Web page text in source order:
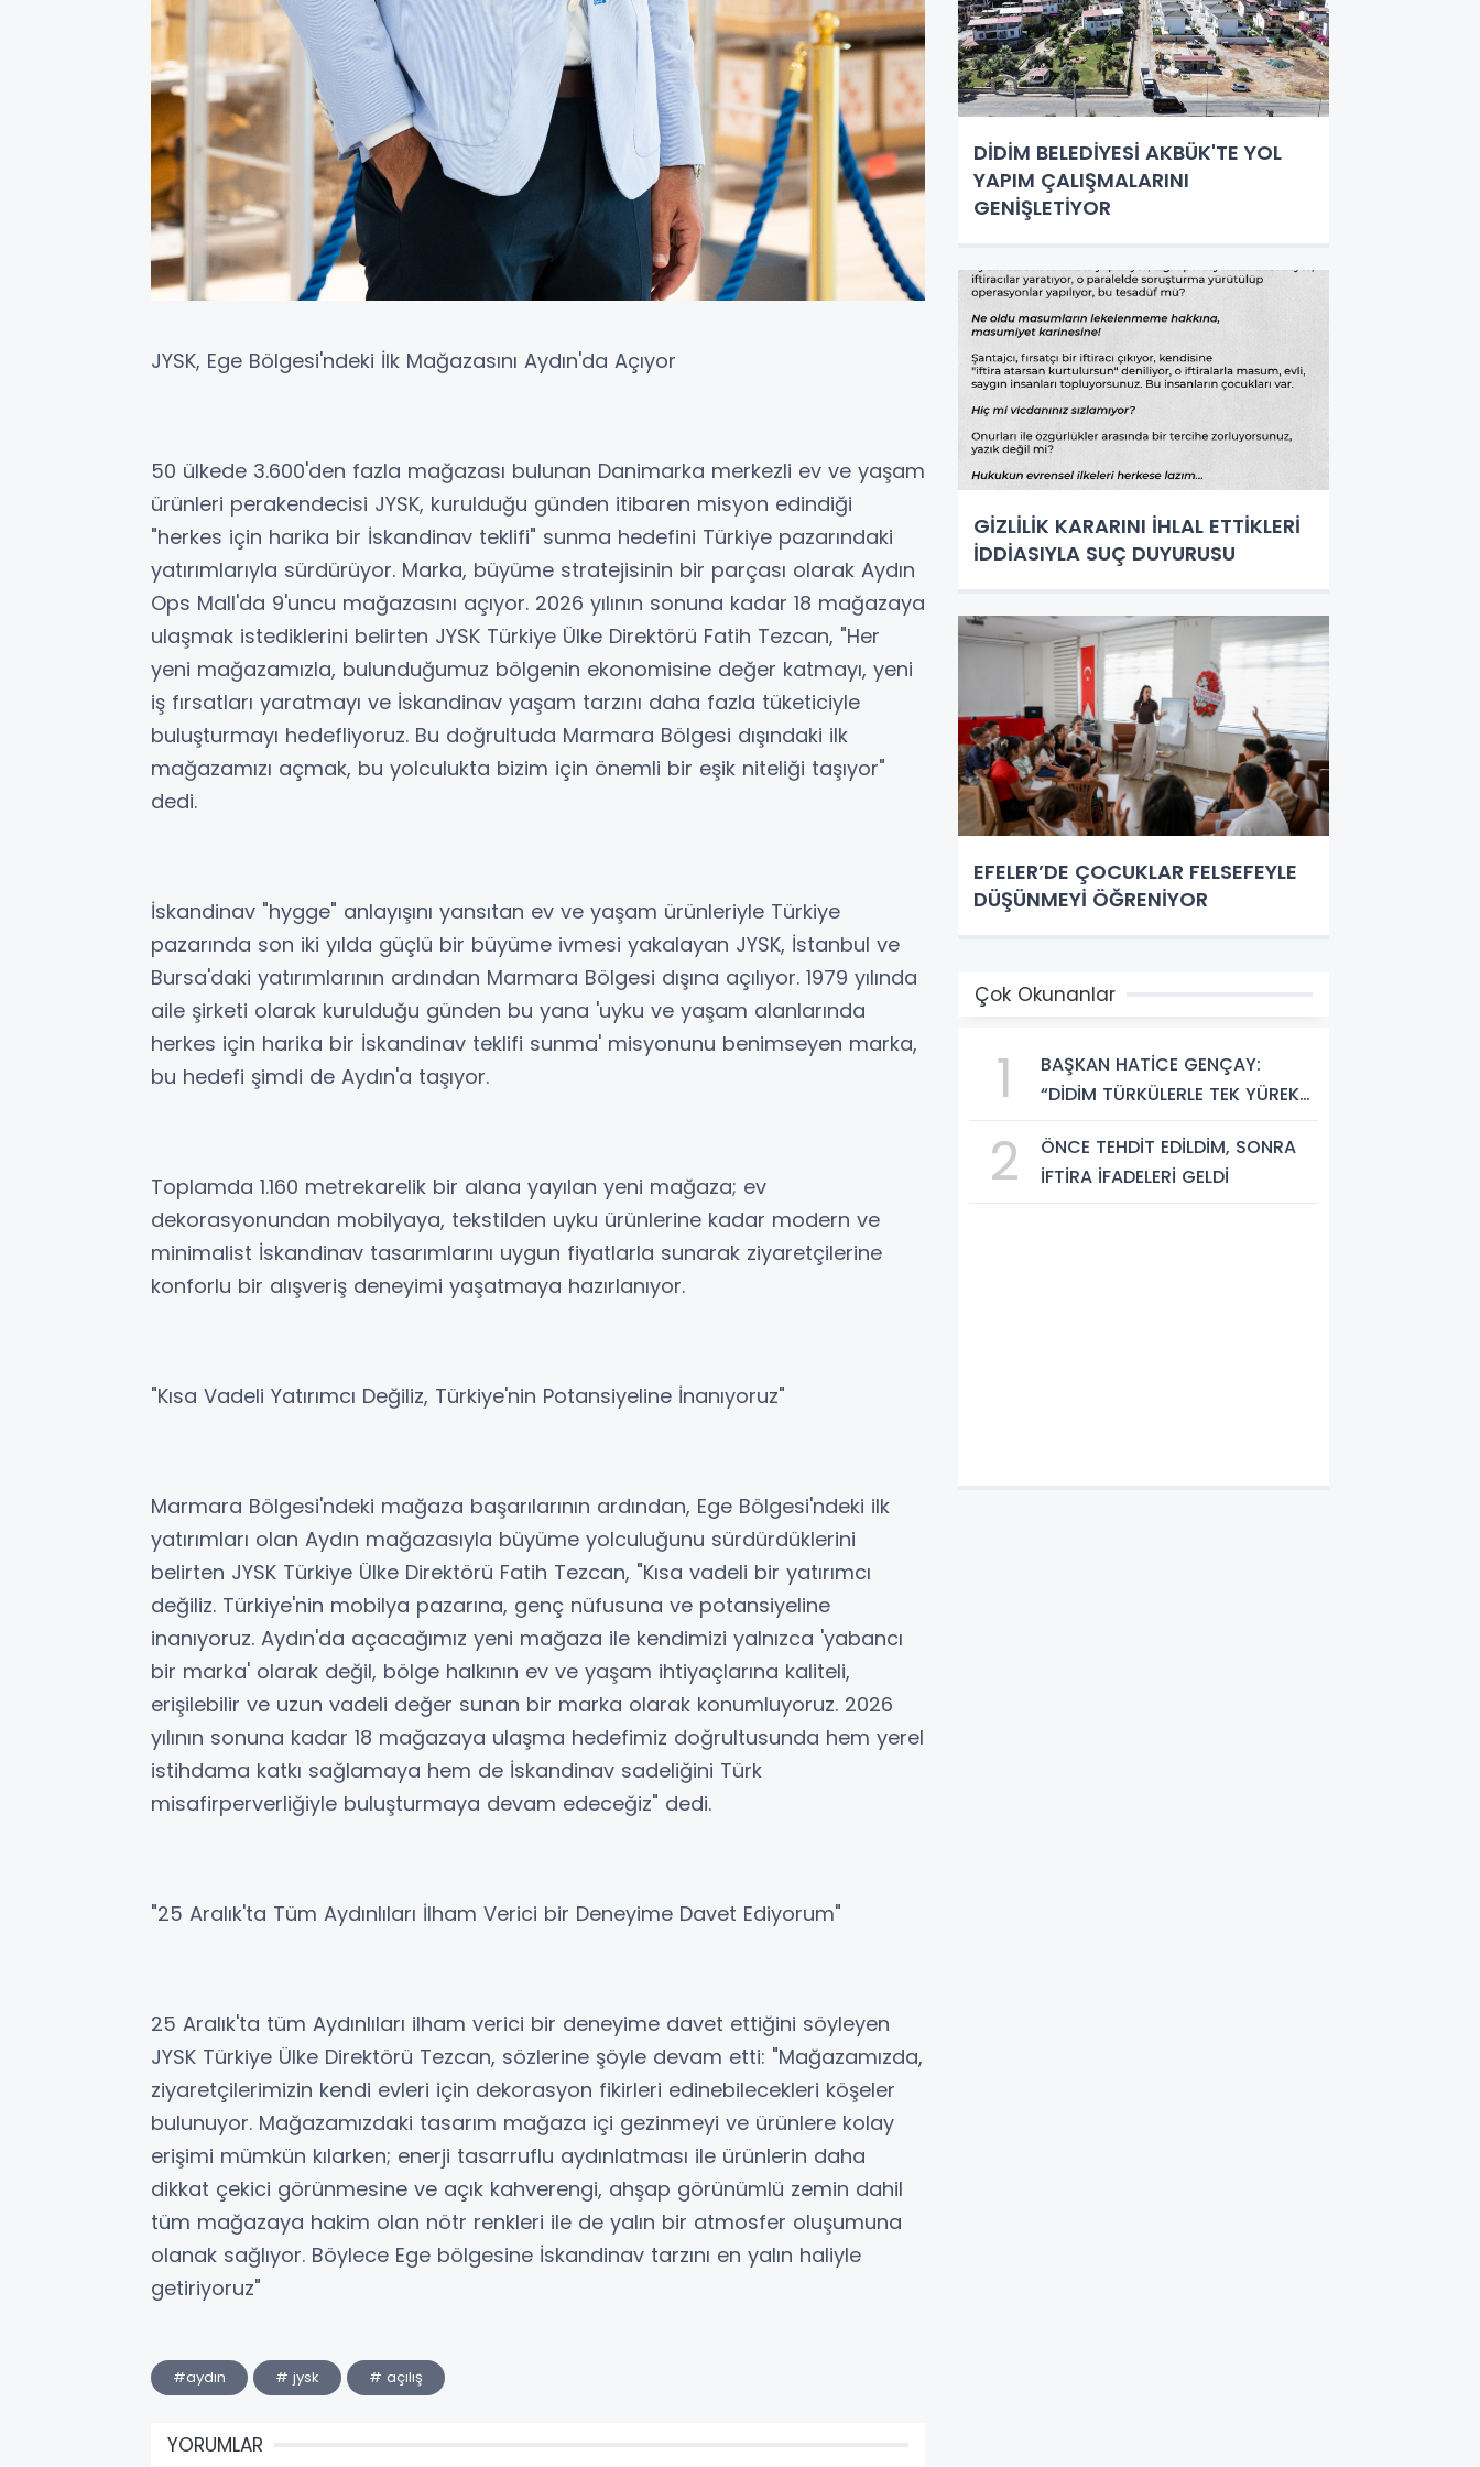
JYSK, Ege Bölgesi'ndeki İlk Mağazasını Aydın'da Açıyor
50 ülkede 3.600'den fazla mağazası bulunan Danimarka merkezli ev ve yaşam
ürünleri perakendecisi JYSK, kurulduğu günden itibaren misyon edindiği
"herkes için harika bir İskandinav teklifi" sunma hedefini Türkiye pazarındaki
yatırımlarıyla sürdürüyor. Marka, büyüme stratejisinin bir parçası olarak Aydın
Ops Mall'da 9'uncu mağazasını açıyor. 2026 yılının sonuna kadar 18 mağazaya
ulaşmak istediklerini belirten JYSK Türkiye Ülke Direktörü Fatih Tezcan, "Her
yeni mağazamızla, bulunduğumuz bölgenin ekonomisine değer katmayı, yeni
iş fırsatları yaratmayı ve İskandinav yaşam tarzını daha fazla tüketiciyle
buluşturmayı hedefliyoruz. Bu doğrultuda Marmara Bölgesi dışındaki ilk
mağazamızı açmak, bu yolculukta bizim için önemli bir eşik niteliği taşıyor"
dedi.
İskandinav "hygge" anlayışını yansıtan ev ve yaşam ürünleriyle Türkiye
pazarında son iki yılda güçlü bir büyüme ivmesi yakalayan JYSK, İstanbul ve
Bursa'daki yatırımlarının ardından Marmara Bölgesi dışına açılıyor. 1979 yılında
aile şirketi olarak kurulduğu günden bu yana 'uyku ve yaşam alanlarında
herkes için harika bir İskandinav teklifi sunma' misyonunu benimseyen marka,
bu hedefi şimdi de Aydın'a taşıyor.
Toplamda 1.160 metrekarelik bir alana yayılan yeni mağaza; ev
dekorasyonundan mobilyaya, tekstilden uyku ürünlerine kadar modern ve
minimalist İskandinav tasarımlarını uygun fiyatlarla sunarak ziyaretçilerine
konforlu bir alışveriş deneyimi yaşatmaya hazırlanıyor.
"Kısa Vadeli Yatırımcı Değiliz, Türkiye'nin Potansiyeline İnanıyoruz"
Marmara Bölgesi'ndeki mağaza başarılarının ardından, Ege Bölgesi'ndeki ilk
yatırımları olan Aydın mağazasıyla büyüme yolculuğunu sürdürdüklerini
belirten JYSK Türkiye Ülke Direktörü Fatih Tezcan, "Kısa vadeli bir yatırımcı
değiliz. Türkiye'nin mobilya pazarına, genç nüfusuna ve potansiyeline
inanıyoruz. Aydın'da açacağımız yeni mağaza ile kendimizi yalnızca 'yabancı
bir marka' olarak değil, bölge halkının ev ve yaşam ihtiyaçlarına kaliteli,
erişilebilir ve uzun vadeli değer sunan bir marka olarak konumluyoruz. 2026
yılının sonuna kadar 18 mağazaya ulaşma hedefimiz doğrultusunda hem yerel
istihdama katkı sağlamaya hem de İskandinav sadeliğini Türk
misafirperverliğiyle buluşturmaya devam edeceğiz" dedi.
"25 Aralık'ta Tüm Aydınlıları İlham Verici bir Deneyime Davet Ediyorum"
25 Aralık'ta tüm Aydınlıları ilham verici bir deneyime davet ettiğini söyleyen
JYSK Türkiye Ülke Direktörü Tezcan, sözlerine şöyle devam etti: "Mağazamızda,
ziyaretçilerimizin kendi evleri için dekorasyon fikirleri edinebilecekleri köşeler
bulunuyor. Mağazamızdaki tasarım mağaza içi gezinmeyi ve ürünlere kolay
erişimi mümkün kılarken; enerji tasarruflu aydınlatması ile ürünlerin daha
dikkat çekici görünmesine ve açık kahverengi, ahşap görünümlü zemin dahil
tüm mağazaya hakim olan nötr renkleri ile de yalın bir atmosfer oluşumuna
olanak sağlıyor. Böylece Ege bölgesine İskandinav tarzını en yalın haliyle
getiriyoruz"
#aydın # jysk # açılış
YORUMLAR
DİDİM BELEDİYESİ AKBÜK'TE YOL
YAPIM ÇALIŞMALARINI
GENİŞLETİYOR
GİZLİLİK KARARINI İHLAL ETTİKLERİ
İDDİASIYLA SUÇ DUYURUSU
EFELER’DE ÇOCUKLAR FELSEFEYLE
DÜŞÜNMEYİ ÖĞRENİYOR
Çok Okunanlar
1
BAŞKAN HATİCE GENÇAY:
“DİDİM TÜRKÜLERLE TEK YÜREK
2
ÖNCE TEHDİT EDİLDİM, SONRA
İFTİRA İFADELERİ GELDİ